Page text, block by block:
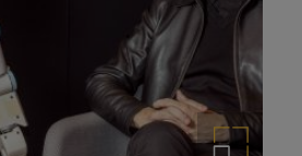
Ampliar imagen